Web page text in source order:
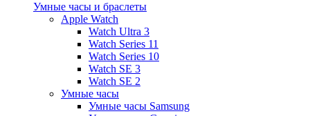
Умные часы и браслеты
Apple Watch
Watch Ultra 3
Watch Series 11
Watch Series 10
Watch SE 3
Watch SE 2
Умные часы
Умные часы Samsung